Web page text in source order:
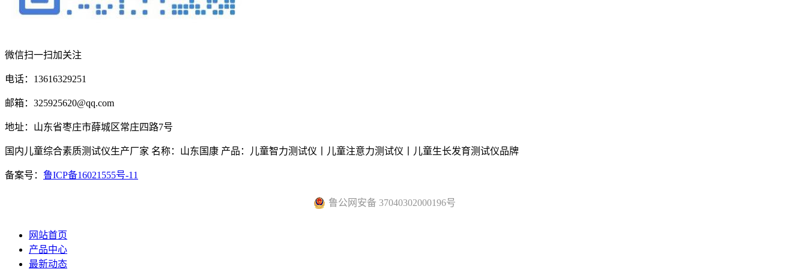
微信扫一扫加关注
电话：13616329251
邮箱：325925620@qq.com
地址：山东省枣庄市薛城区常庄四路7号
国内儿童综合素质测试仪生产厂家 名称：山东国康 产品：儿童智力测试仪丨儿童注意力测试仪丨儿童生长发育测试仪品牌
备案号： 鲁ICP备16021555号-11
鲁公网安备 37040302000196号
网站首页
产品中心
最新动态